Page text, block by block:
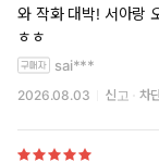
와 작화 대박! 서아랑
ㅎㅎ
sai***
2026.08.03 신고 차